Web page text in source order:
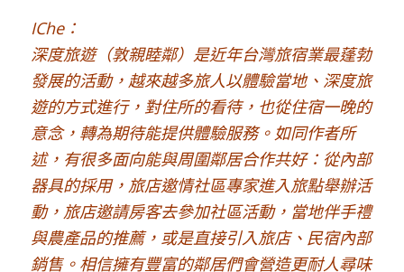
IChe：
深度旅遊（敦親睦鄰）是近年台灣旅宿業最蓬勃
發展的活動，越來越多旅人以體驗當地、深度旅
遊的方式進行，對住所的看待，也從住宿一晚的
意念，轉為期待能提供體驗服務。如同作者所
述，有很多面向能與周圍鄰居合作共好：從內部
器具的採用，旅店邀情社區專家進入旅點舉辦活
動，旅店邀請房客去參加社區活動，當地伴手禮
與農產品的推薦，或是直接引入旅店、民宿內部
銷售。相信擁有豐富的鄰居們會營造更耐人尋味